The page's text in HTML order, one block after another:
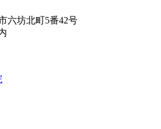
六坊北町5番42号